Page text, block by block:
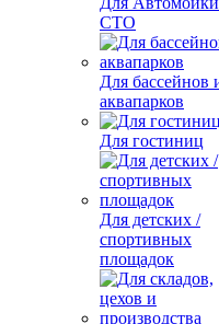
СТО
Для бассейнов
аквапарков
Для гостиниц
Для детских /
спортивных
площадок